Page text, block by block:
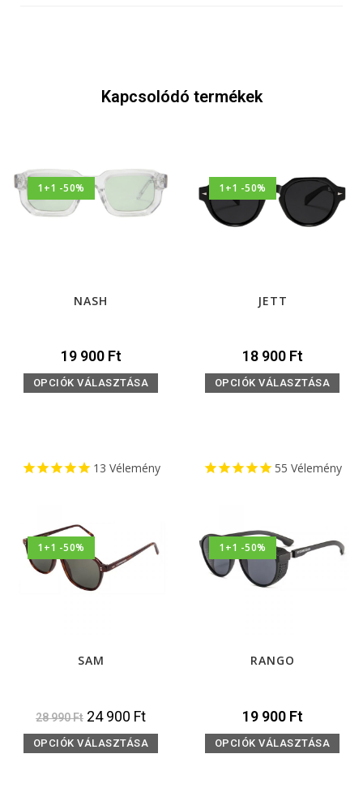
Kapcsolódó termékek
1+1 -50%
NASH
19 900 Ft
OPCIÓK VÁLASZTÁSA
1+1 -50%
JETT
18 900 Ft
OPCIÓK VÁLASZTÁSA
13 Vélemény
1+1 -50%
SAM
28 990Ft 24 900 Ft
OPCIÓK VÁLASZTÁSA
55 Vélemény
1+1 -50%
RANGO
19 900 Ft
OPCIÓK VÁLASZTÁSA